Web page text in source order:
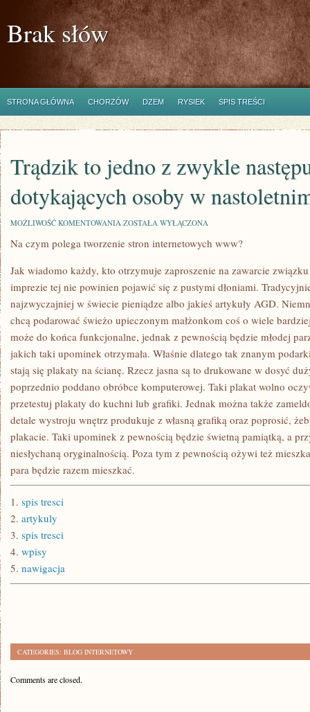
Brak słów
STRONA GŁÓWNA CHORZÓW DZEM RYSIEK SPIS TREŚCI
Trądzik to jedno z zwykle
dotykających osoby w
MOŻLIWOŚĆ KOMENTOWANIA TRĄDZIK
JEDNO
NASTĘPUJĄCYCH
UTRAPIEŃ
DOTYKAJĄCYCH
OSOBY
W
NASTOLETNIM
WIEKU
ZOSTAŁA WYŁĄCZONA
Na czym polega tworzenie stron internetowych www?
Jak wiadomo każdy, kto otrzymuje zaproszenie na zawarcie związku
imprezie tej nie powinien pojawić się z pustymi dłoniami.
najzwyczajniej w świecie pieniądze albo jakieś artykuły AGD.
chcą podarować świeżo upieczonym małżonkom coś o wiele
może do końca funkcjonalne, jednak z pewnością będzie młodej
jakich taki upominek otrzymała. Właśnie dlatego tak znanym
stają się plakaty na ścianę. Rzecz jasna są to drukowane w dosyć
poprzednio poddano obróbce komputerowej. Taki plakat wolno
przetestuj plakaty do kuchni lub grafiki. Jednak można także
detale wystroju wnętrz produkuje z własną grafiką oraz poprosić,
plakacie. Taki upominek z pewnością będzie świetną pamiątką, a
niesłychaną oryginalnością. Poza tym z pewnością ożywi też
para będzie razem mieszkać.
1. spis tresci
2. artykuly
3. spis tresci
4. wpisy
5. nawigacja
CATEGORIES: BLOG INTERNETOWY
Comments are closed.